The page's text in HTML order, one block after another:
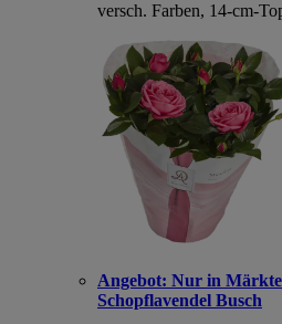
versch. Farben, 14-cm-
Angebot: Nur in
Schopflavendel Busch